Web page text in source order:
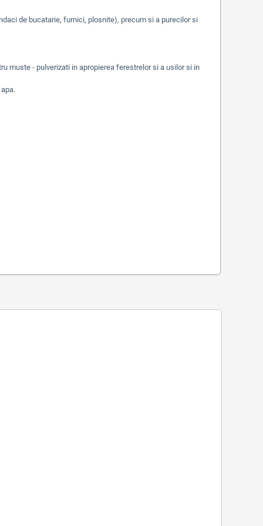
de bucatarie, furnici, plosnite), precum si a purecilor si
muste - pulverizati in apropierea ferestrelor si a usilor si in